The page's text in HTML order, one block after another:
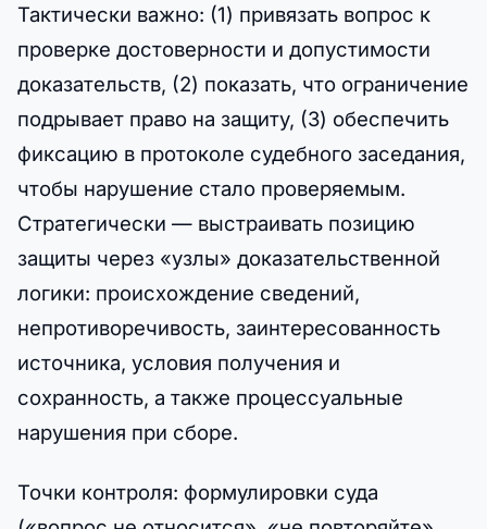
Тактически важно: (1) привязать вопрос к
проверке достоверности и допустимости
доказательств, (2) показать, что ограничение
подрывает право на защиту, (3) обеспечить
фиксацию в протоколе судебного заседания,
чтобы нарушение стало проверяемым.
Стратегически — выстраивать позицию
защиты через «узлы» доказательственной
логики: происхождение сведений,
непротиворечивость, заинтересованность
источника, условия получения и
сохранность, а также процессуальные
нарушения при сборе.
Точки контроля: формулировки суда